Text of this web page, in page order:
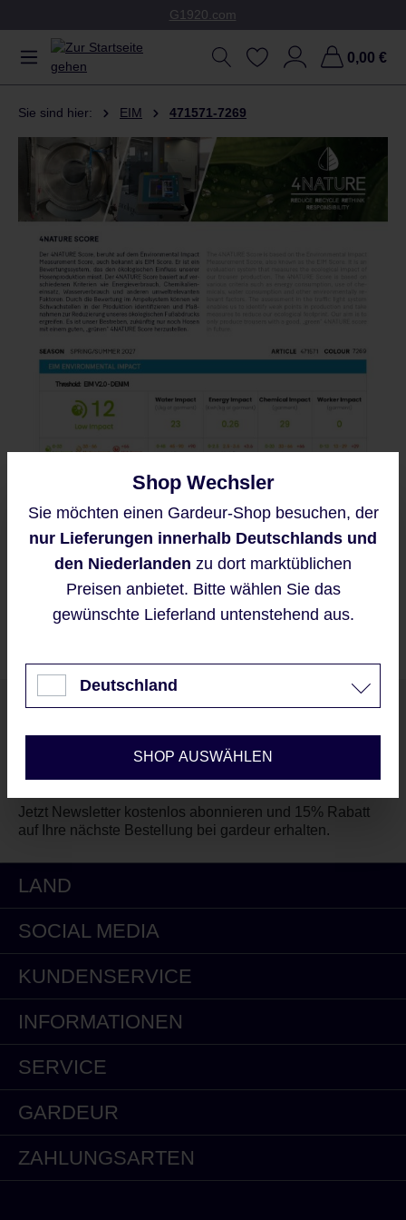
G1920.com
0,00 €
Sie sind hier: EIM 471571-7269
Unser Newsletter
Jetzt Newsletter kostenlos abonnieren und 15% Rabatt
auf Ihre nächste Bestellung bei gardeur erhalten.
LAND
SOCIAL MEDIA
KUNDENSERVICE
INFORMATIONEN
SERVICE
GARDEUR
ZAHLUNGSARTEN
Shop Wechsler
Sie möchten einen Gardeur-Shop besuchen, der
nur Lieferungen innerhalb Deutschlands und
den Niederlanden zu dort marktüblichen
Preisen anbietet. Bitte wählen Sie das
gewünschte Lieferland untenstehend aus.
Deutschland
SHOP AUSWÄHLEN
Diese Website verwendet Cookies,
um eine bestmögliche Erfahrung
bieten zu können.
Konfigurieren